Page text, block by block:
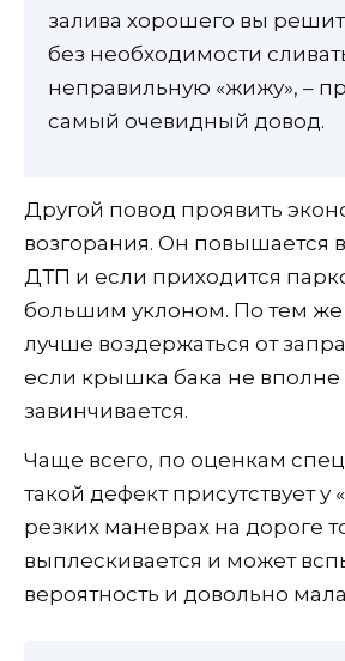
залива хорошего вы
без необходимости
неправильную «жижу», –
самый очевидный довод.
Другой повод проявить
возгорания. Он повышается
ДТП и если приходится
большим уклоном. По тем
лучше воздержаться от
если крышка бака не вполне
завинчивается.
Чаще всего, по оценкам
такой дефект присутствует у
резких маневрах на дороге
выплескивается и может
вероятность и довольно